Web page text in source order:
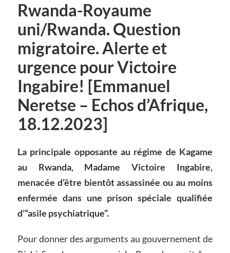
Rwanda-Royaume
uni/Rwanda. Question
migratoire. Alerte et
urgence pour Victoire
Ingabire! [Emmanuel
Neretse – Echos d’Afrique,
18.12.2023]
La principale opposante au régime de Kagame
au Rwanda, Madame Victoire Ingabire,
menacée d’être bientôt assassinée ou au moins
enfermée dans une prison spéciale qualifiée
d’“asile psychiatrique”.
Pour donner des arguments au gouvernement de